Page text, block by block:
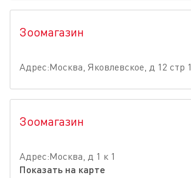
Зоомагазин
Адрес:Москва, Яковлевское, д 12 стр 1
Зоомагазин
Адрес:Москва, д 1 к 1
Показать на карте